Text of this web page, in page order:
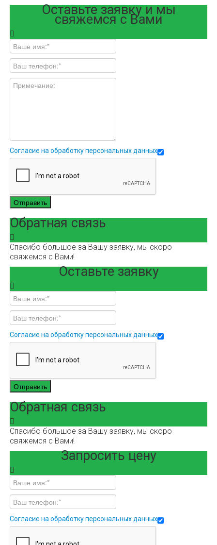
Оставьте заявку и мы
свяжемся с Вами
Согласие на обработку персональных данных
Отправить
Обратная связь
Спасибо большое за Вашу заявку, мы скоро
свяжемся с Вами!
Оставьте заявку
Согласие на обработку персональных данных
Отправить
Обратная связь
Спасибо большое за Вашу заявку, мы скоро
свяжемся с Вами!
Запросить цену
Согласие на обработку персональных данных